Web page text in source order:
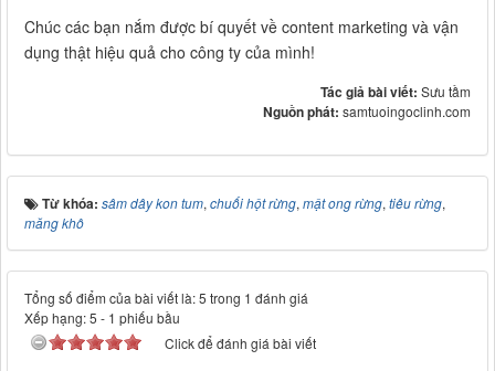
Chúc các bạn nắm được bí quyết về content marketing và vận
dụng thật hiệu quả cho công ty của mình!
Tác giả bài viết: Sưu tầm
Nguồn phát: samtuoingoclinh.com
Từ khóa: sâm dây kon tum, chuối hột rừng, mật ong rừng, tiêu rừng,
măng khô
Tổng số điểm của bài viết là: 5 trong 1 đánh giá
Xếp hạng:5 - 1 phiếu bầu
Click để đánh giá bài viết